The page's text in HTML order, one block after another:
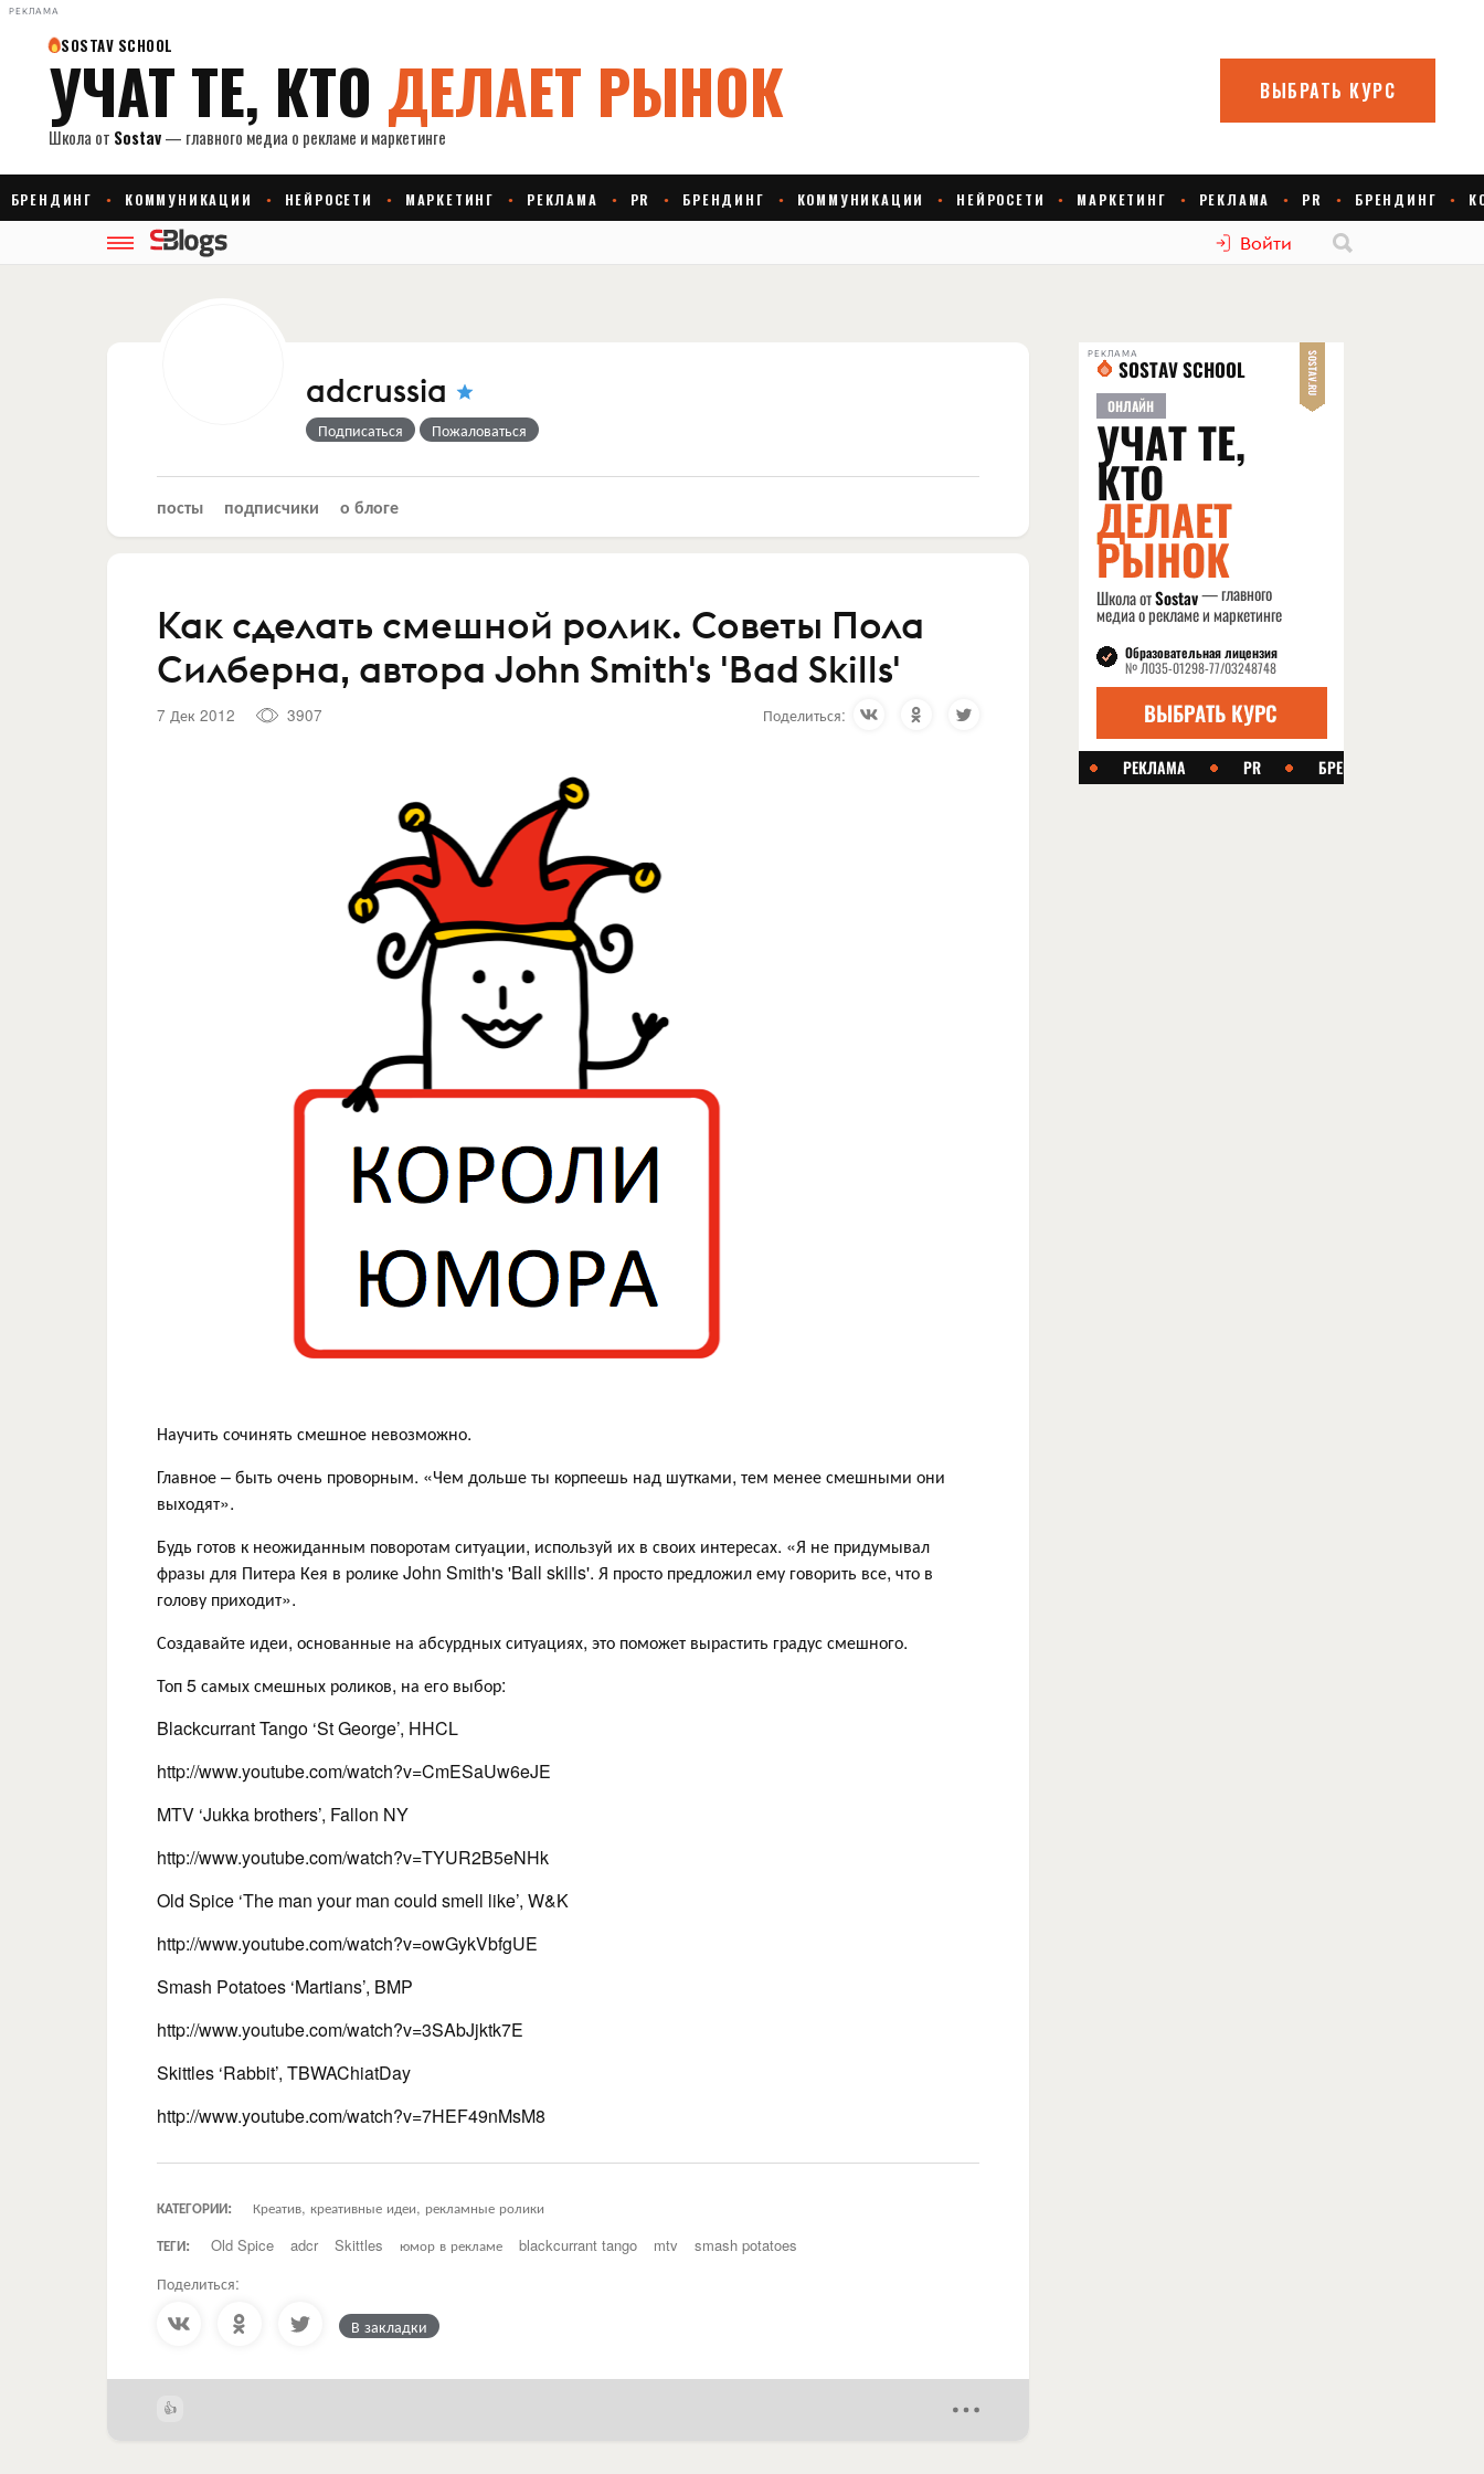
РЕКЛАМА
Войти
adcrussia
Подписаться Пожаловаться
посты подписчики о блоге
Как сделать смешной ролик. Советы Пола
Силберна, автора John Smith's 'Bad Skills'
7 Дек 2012 3907 Поделиться:
Научить сочинять смешное невозможно.
Главное – быть очень проворным. «Чем дольше ты корпеешь над шутками, тем менее смешными они
выходят».
Будь готов к неожиданным поворотам ситуации, используй их в своих интересах. «Я не придумывал
фразы для Питера Кея в ролике John Smith's 'Ball skills'. Я просто предложил ему говорить все, что в
голову приходит».
Создавайте идеи, основанные на абсурдных ситуациях, это поможет вырастить градус смешного.
Топ 5 самых смешных роликов, на его выбор:
Blackcurrant Tango ‘St George’, HHCL
http://www.youtube.com/watch?v=CmESaUw6eJE
MTV ‘Jukka brothers’, Fallon NY
http://www.youtube.com/watch?v=TYUR2B5eNHk
Old Spice ‘The man your man could smell like’, W&K
http://www.youtube.com/watch?v=owGykVbfgUE
Smash Potatoes ‘Martians’, BMP
http://www.youtube.com/watch?v=3SAbJjktk7E
Skittles ‘Rabbit’, TBWAChiatDay
http://www.youtube.com/watch?v=7HEF49nMsM8
КАТЕГОРИИ:
Креатив, креативные идеи, рекламные ролики
ТЕГИ:
Old Spice adcr Skittles юмор в рекламе blackcurrant tango mtv smash potatoes
Поделиться:
В закладки
РЕКЛАМА